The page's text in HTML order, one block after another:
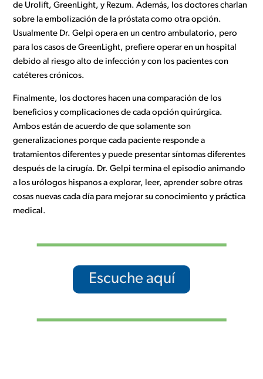
de Urolift, GreenLight, y Rezum. Además, los doctores charlan
sobre la embolización de la próstata como otra opción.
Usualmente Dr. Gelpi opera en un centro ambulatorio, pero
para los casos de GreenLight, prefiere operar en un hospital
debido al riesgo alto de infección y con los pacientes con
catéteres crónicos.
Finalmente, los doctores hacen una comparación de los
beneficios y complicaciones de cada opción quirúrgica.
Ambos están de acuerdo de que solamente son
generalizaciones porque cada paciente responde a
tratamientos diferentes y puede presentar síntomas diferentes
después de la cirugía. Dr. Gelpi termina el episodio animando
a los urólogos hispanos a explorar, leer, aprender sobre otras
cosas nuevas cada día para mejorar su conocimiento y práctica
medical.
Escuche aquí